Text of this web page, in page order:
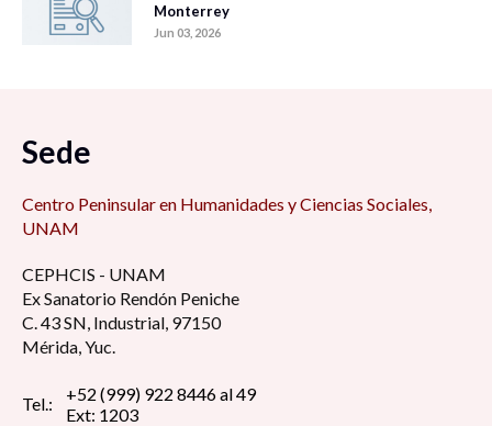
Monterrey
Jun 03, 2026
Sede
Centro Peninsular en Humanidades y Ciencias Sociales,
UNAM
CEPHCIS - UNAM
Ex Sanatorio Rendón Peniche
C. 43 SN, Industrial, 97150
Mérida, Yuc.
Tel.:
+52 (999) 922 8446 al 49
Ext: 1203